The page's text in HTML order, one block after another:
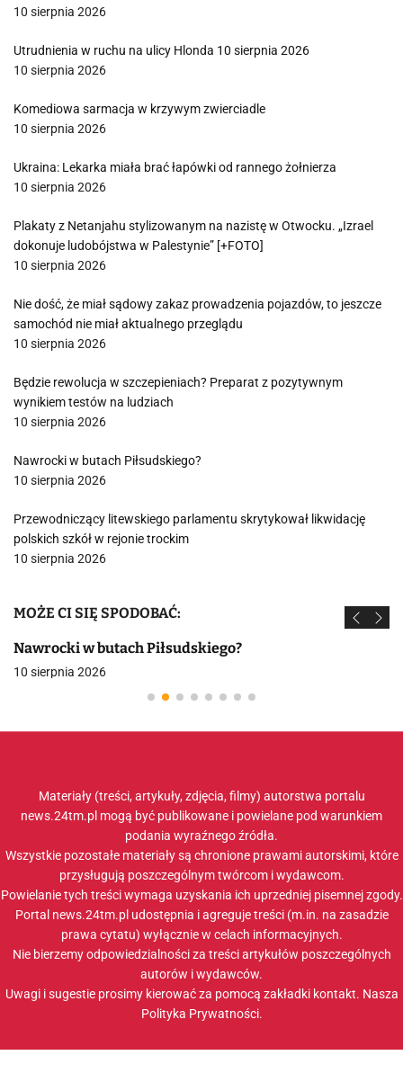
10 sierpnia 2026
Utrudnienia w ruchu na ulicy Hlonda 10 sierpnia 2026
10 sierpnia 2026
Komediowa sarmacja w krzywym zwierciadle
10 sierpnia 2026
Ukraina: Lekarka miała brać łapówki od rannego żołnierza
10 sierpnia 2026
Plakaty z Netanjahu stylizowanym na nazistę w Otwocku. „Izrael
dokonuje ludobójstwa w Palestynie” [+FOTO]
10 sierpnia 2026
Nie dość, że miał sądowy zakaz prowadzenia pojazdów, to jeszcze
samochód nie miał aktualnego przeglądu
10 sierpnia 2026
Będzie rewolucja w szczepieniach? Preparat z pozytywnym
wynikiem testów na ludziach
10 sierpnia 2026
Nawrocki w butach Piłsudskiego?
10 sierpnia 2026
Przewodniczący litewskiego parlamentu skrytykował likwidację
polskich szkół w rejonie trockim
10 sierpnia 2026
MOŻE CI SIĘ SPODOBAĆ:
Nawrocki w butach Piłsudskiego?
10 sierpnia 2026
Materiały (treści, artykuły, zdjęcia, filmy) autorstwa portalu
news.24tm.pl mogą być publikowane i powielane pod warunkiem
podania wyraźnego źródła.
Wszystkie pozostałe materiały są chronione prawami autorskimi, które
przysługują poszczególnym twórcom i wydawcom.
Powielanie tych treści wymaga uzyskania ich uprzedniej pisemnej zgody.
Portal news.24tm.pl udostępnia i agreguje treści (m.in. na zasadzie
prawa cytatu) wyłącznie w celach informacyjnych.
Nie bierzemy odpowiedzialności za treści artykułów poszczególnych
autorów i wydawców.
Uwagi i sugestie prosimy kierować za pomocą zakładki kontakt. Nasza
Polityka Prywatności.